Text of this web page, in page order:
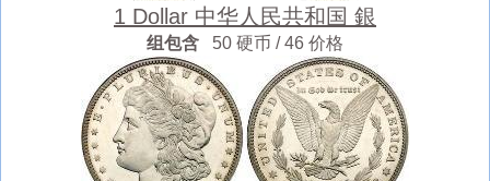
1 Dollar 中华人民共和国 銀
组包含 50 硬币 / 46 价格